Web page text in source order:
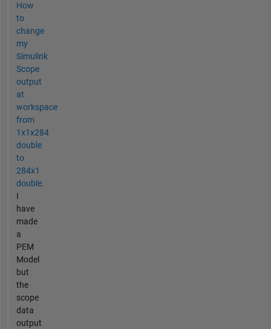
How
to
change
my
Simulink
Scope
output
at
workspace
from
1x1x284
double
to
284x1
double.
I
have
made
a
PEM
Model
but
the
scope
data
output